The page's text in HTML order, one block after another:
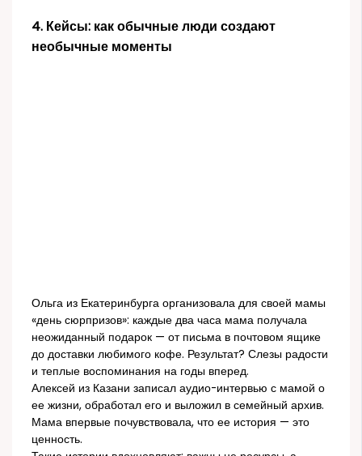
4. Кейсы: как обычные люди создают
необычные моменты
Ольга из Екатеринбурга организовала для своей мамы
«день сюрпризов»: каждые два часа мама получала
неожиданный подарок — от письма в почтовом ящике
до доставки любимого кофе. Результат? Слезы радости
и теплые воспоминания на годы вперед.
Алексей из Казани записал аудио-интервью с мамой о
ее жизни, обработал его и выложил в семейный архив.
Мама впервые почувствовала, что ее история — это
ценность.